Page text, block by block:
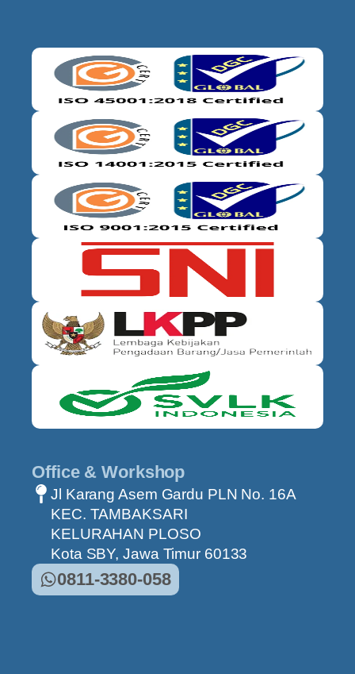
Office & Workshop
Jl Karang Asem Gardu PLN No. 16A
KEC. TAMBAKSARI
KELURAHAN PLOSO
Kota SBY, Jawa Timur 60133
0811-3380-058